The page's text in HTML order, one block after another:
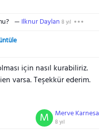
Ilknur Daylan 8 yıl
için nasıl kurabiliriz.
varsa. Teşekkür ederim.
Merve Karnesa
8 yıl
M